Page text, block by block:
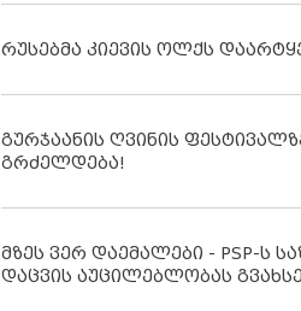
რუსებმა კიევის ოლქს
გურჯაანის ღვინის
გრძელდება!
მზეს ვერ დაემალები - PSP-ს
დაცვის აუცილებლობას